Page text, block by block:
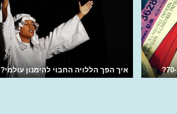
איך הפך הללויה החבוי להימנון עולמי?